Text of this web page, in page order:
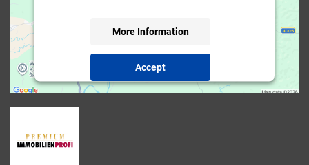
More Information
Accept
powered byUsercentrics Consent Management